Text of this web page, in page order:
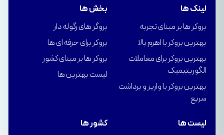
لینک ها
بروکر ها بر مبنای تجربه
بهترین بروکر با اهرم بالا
بهترین بروکر برای معاملات
الگوریتیمیک
بهترین بروکر با واریز و برداشت
سریع
بخش ها
بروگر های رگوله دار
بروکر برای حرفه ای ها
بروکر ها بر مبنای کشور
لیست بهترین ها
لیست ها کشور ها